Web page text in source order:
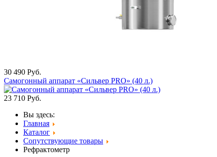
30 490 Руб.
Самогонный аппарат «Сильвер PRO» (40 л.)
23 710 Руб.
Вы здесь:
Главная
Каталог
Сопутствующие товары
Рефрактометр